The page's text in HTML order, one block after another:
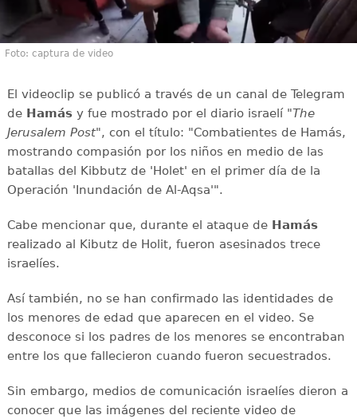
Foto: captura de video
El videoclip se publicó a través de un canal de Telegram
de Hamásy fue mostrado por el diario israelí "The
Jerusalem Post", con el título: "Combatientes de Hamás,
mostrando compasión por los niños en medio de las
batallas del Kibbutz de 'Holet' en el primer día de la
Operación 'Inundación de Al-Aqsa'".
Cabe mencionar que, durante el ataque de Hamás
realizado al Kibutz de Holit, fueron asesinados trece
israelíes.
Así también, no se han confirmado las identidades de
los menores de edad que aparecen en el video. Se
desconoce si los padres de los menores se encontraban
entre los que fallecieron cuando fueron secuestrados.
Sin embargo, medios de comunicación israelíes dieron a
conocer que las imágenes del reciente video de